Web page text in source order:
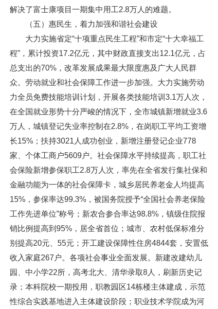
解决了富士康项目一期集中用工2.8万人的难题。
（五）惠民生，着力加强和谐社会建设
大力实施省定“十项重点民生工程”和市定“十大幸福工
程”，累计投资17.2亿元，其中财政直接支出12.1亿元，占
总支出的70%，改革发展成果最大限度惠及广大人民群
众。劳动就业和社会保障工作进一步加强。大力实施劳动
力全员免费技能培训计划，开展各类技能培训3.1万人次，
在全国就业形势十分严峻的情况下，全市城镇新增就业3.6
万人，城镇登记失业率控制在2.8%，在岗职工平均工资增
长15%；扶持3021人成功创业，新增注册登记企业778
家、个体工商户5609户。社会保障水平持续提高，职工社
会保险新增参保职工2.8万人次，率先在全省发行集社保和
金融功能为一体的社会保障卡，城乡居民养老金人均提高
15%，参保率达99.3%，被国务院授予“全国社会养老保险
工作先进单位”称号；新农合参合率达98.8%，镇级住院报
销比例提高到95%，居全省首位；城市、农村低保标准分
别提高20元、55元；开工建设保障性住房4844套，安置低
收入家庭267户。各项社会事业全面发展。新建改建幼儿
园、中小学22所，高考北大、清华录取8人，刷新历史记
录；本科院校一期投用，职教园区14栋楼主体建成，示范
性综合实践基地进入主体建设阶段；职业技术学院成为河